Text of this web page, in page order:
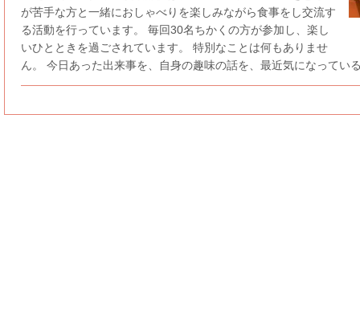
が苦手な方と一緒におしゃべりを楽しみながら食事をし交流す
る活動を行っています。 毎回30名ちかくの方が参加し、楽し
いひとときを過ごされています。 特別なことは何もありませ
ん。 今日あった出来事を、自身の趣味の話を、最近気になってい